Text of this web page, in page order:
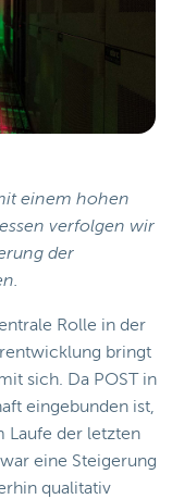
einem hohen
verfolgen wir
der
Rolle in der
bringt
sich. Da POST in
eingebunden ist,
Laufe der letzten
eine Steigerung
qualitativ